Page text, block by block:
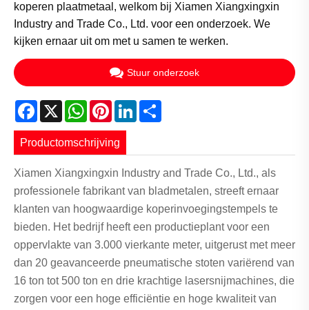
koperen plaatmetaal, welkom bij Xiamen Xiangxingxin
Industry and Trade Co., Ltd. voor een onderzoek. We
kijken ernaar uit om met u samen te werken.
Stuur onderzoek
Facebook
X WhatsApp
PinterestLinkedIn
Productomschrijving
Xiamen Xiangxingxin Industry and Trade Co., Ltd., als
professionele fabrikant van bladmetalen, streeft ernaar
klanten van hoogwaardige koperinvoegingstempels te
bieden. Het bedrijf heeft een productieplant voor een
oppervlakte van 3.000 vierkante meter, uitgerust met meer
dan 20 geavanceerde pneumatische stoten variërend van
16 ton tot 500 ton en drie krachtige lasersnijmachines, die
zorgen voor een hoge efficiëntie en hoge kwaliteit van